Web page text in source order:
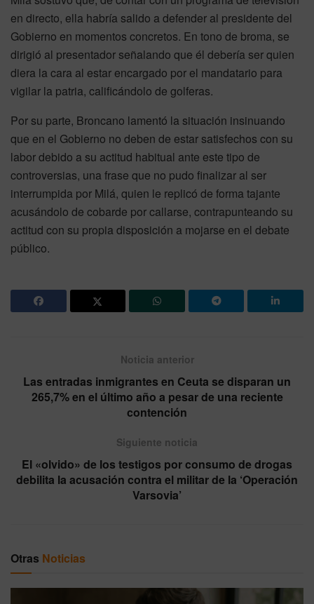
en directo, ella habría salido a defender al presidente del
Gobierno en momentos concretos. En tono de broma, se
dirigió al presentador señalando que él debería ser quien
diera la cara al estar encargado por el mandatario para
vigilar la patria, calificándolo de golferas.
Por su parte, Broncano lamentó la situación insinuando
que en el Gobierno no deben de estar satisfechos con su
labor debido a su actitud habitual ante este tipo de
controversias, una frase que no pudo finalizar al ser
interrumpida por Milá, quien le replicó de forma tajante
acusándolo de cobarde por callarse, contrapunteando su
actitud con su propia disposición a mojarse en el debate
público.
Noticia anterior
Las entradas inmigrantes en Ceuta se disparan un
265,7% en el último año a pesar de una reciente
contención
Siguiente noticia
El «olvido» de los testigos por consumo de drogas
debilita la acusación contra el militar de la ‘Operación
Varsovia’
Otras Noticias